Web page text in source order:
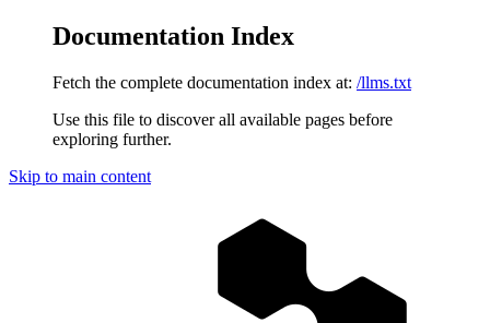
Documentation Index
Fetch the complete documentation index at: /llms.txt
Use this file to discover all available pages before
exploring further.
Skip to main content